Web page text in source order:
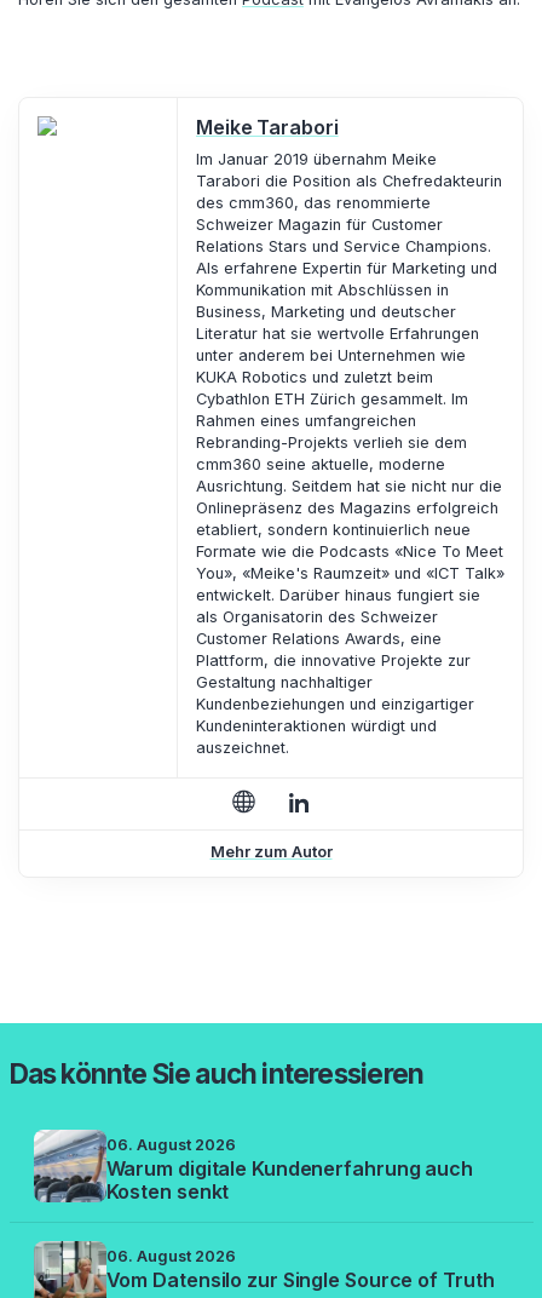
Meike Tarabori
Im Januar 2019 übernahm Meike
Tarabori die Position als Chefredakteurin
des cmm360, das renommierte
Schweizer Magazin für Customer
Relations Stars und Service Champions.
Als erfahrene Expertin für Marketing und
Kommunikation mit Abschlüssen in
Business, Marketing und deutscher
Literatur hat sie wertvolle Erfahrungen
unter anderem bei Unternehmen wie
KUKA Robotics und zuletzt beim
Cybathlon ETH Zürich gesammelt. Im
Rahmen eines umfangreichen
Rebranding-Projekts verlieh sie dem
cmm360 seine aktuelle, moderne
Ausrichtung. Seitdem hat sie nicht nur die
Onlinepräsenz des Magazins erfolgreich
etabliert, sondern kontinuierlich neue
Formate wie die Podcasts «Nice To Meet
You», «Meike's Raumzeit» und «ICT Talk»
entwickelt. Darüber hinaus fungiert sie
als Organisatorin des Schweizer
Customer Relations Awards, eine
Plattform, die innovative Projekte zur
Gestaltung nachhaltiger
Kundenbeziehungen und einzigartiger
Kundeninteraktionen würdigt und
auszeichnet.
Mehr zum Autor
Das könnte Sie auch interessieren
06. August 2026
Warum digitale Kundenerfahrung auch
Kosten senkt
06. August 2026
Vom Datensilo zur Single Source of Truth